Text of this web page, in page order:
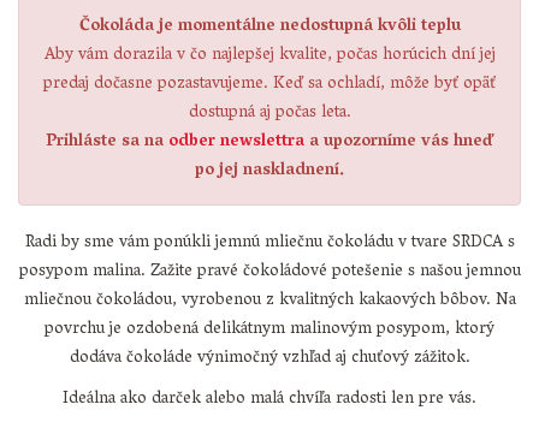
Čokoláda je momentálne nedostupná kvôli teplu
Aby vám dorazila v čo najlepšej kvalite, počas horúcich dní jej
predaj dočasne pozastavujeme. Keď sa ochladí, môže byť opäť
dostupná aj počas leta.
Prihláste sa naodber newslettraa upozorníme vás hneď
po jej naskladnení.
Radi by sme vám ponúkli jemnú mliečnu čokoládu v tvare SRDCA s
posypom malina. Zažite pravé čokoládové potešenie s našou jemnou
mliečnou čokoládou, vyrobenou z kvalitných kakaových bôbov. Na
povrchu je ozdobená delikátnym malinovým posypom, ktorý
dodáva čokoláde výnimočný vzhľad aj chuťový zážitok.
Ideálna ako darček alebo malá chvíľa radosti len pre vás.